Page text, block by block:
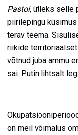
Pastoi, ütleks selle
piirilepingu
terav teema.
riikide
võtnud juba ammu
sai. Putin lihtsalt
on meil võimalus